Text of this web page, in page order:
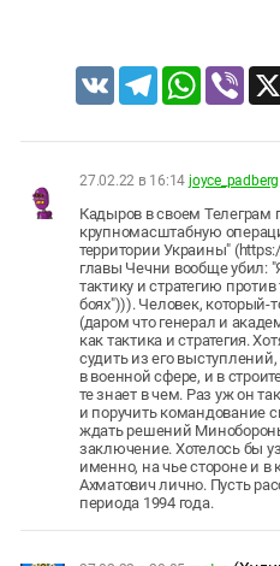
VK TelegramWhatsApp
Viber
27.02.22 в 16:14 joyce_padberg
Кадыров в своем Телеграм
крупномасштабную
территории Украины"
главы Чечни вообще убил:
тактику и стратегию
боях"))). Человек, который-
(даром что генерал и
как тактика и стратегия.
судить из его
в военной сфере, и в
те знает в чем. Раз уж он
и поручить командование
ждать решений
заключение. Хотелось бы
именно, на чье стороне и в
Ахматович лично. Пусть
периода 1994 года.